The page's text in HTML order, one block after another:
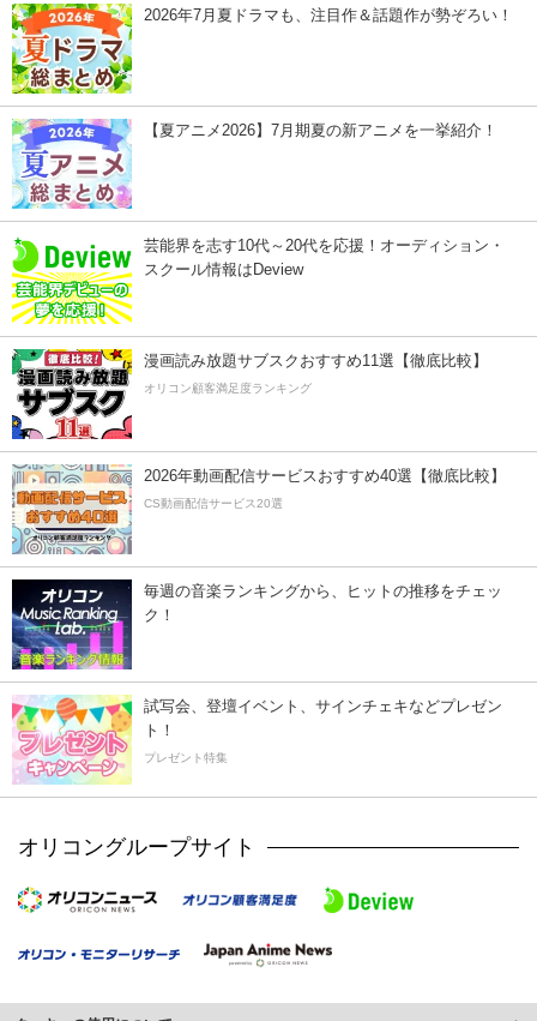
2026年7月夏ドラマも、注目作＆話題作が勢ぞろい！
【夏アニメ2026】7月期夏の新アニメを一挙紹介！
芸能界を志す10代～20代を応援！オーディション・
スクール情報はDeview
漫画読み放題サブスクおすすめ11選【徹底比較】
オリコン顧客満足度ランキング
2026年動画配信サービスおすすめ40選【徹底比較】
CS動画配信サービス20選
毎週の音楽ランキングから、ヒットの推移をチェッ
ク！
試写会、登壇イベント、サインチェキなどプレゼン
ト！
プレゼント特集
オリコングループサイト